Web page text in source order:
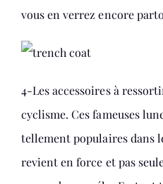
vous en verrez encore
4-Les accessoires à
cyclisme. Ces fameuses
tellement populaires dans
revient en force et pas